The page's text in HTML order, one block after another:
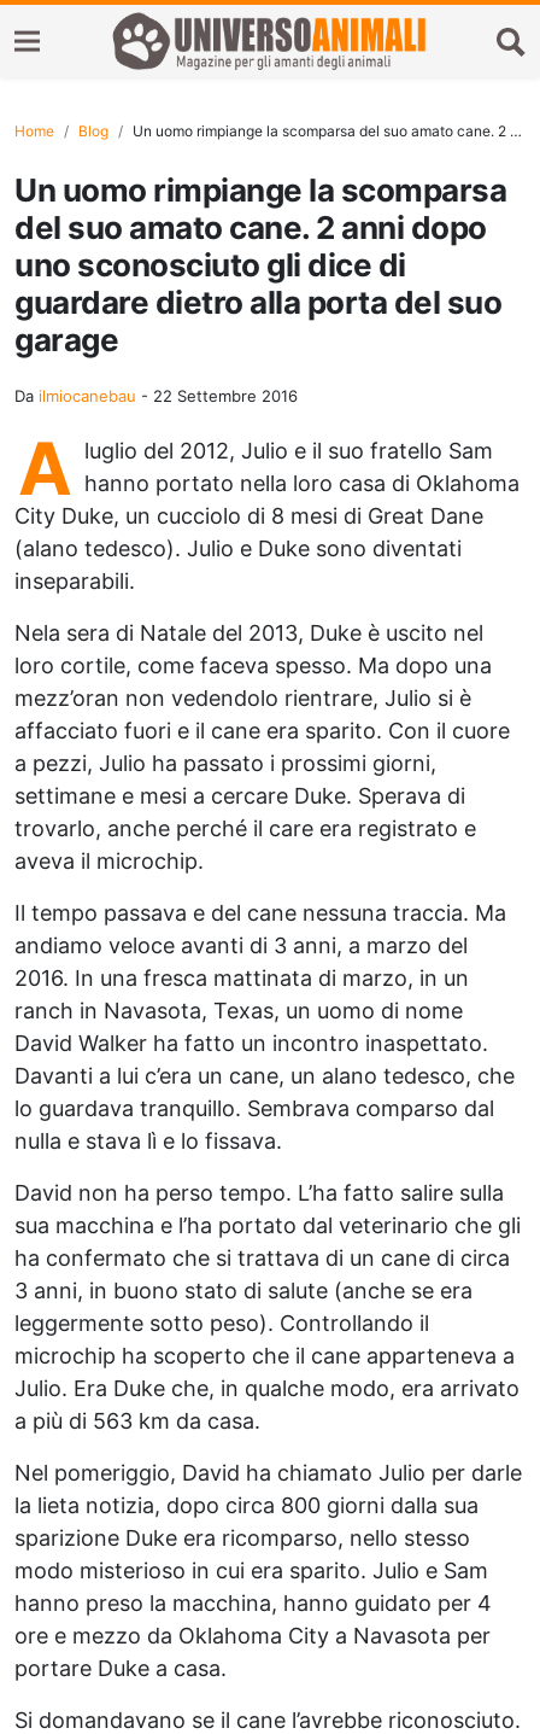
Home Blog Un uomo rimpiange la scomparsa del suo amato cane. 2 anni dopo uno sconosciuto gli dice di guardare dietro alla porta del suo garage
Un uomo rimpiange la scomparsa
del suo amato cane. 2 anni dopo
uno sconosciuto gli dice di
guardare dietro alla porta del suo
garage
Da ilmiocanebau - 22 Settembre 2016
A
luglio del 2012, Julio e il suo fratello Sam
hanno portato nella loro casa di Oklahoma
City Duke, un cucciolo di 8 mesi di Great Dane
(alano tedesco). Julio e Duke sono diventati
inseparabili.
Nela sera di Natale del 2013, Duke è uscito nel
loro cortile, come faceva spesso. Ma dopo una
mezz’oran non vedendolo rientrare, Julio si è
affacciato fuori e il cane era sparito. Con il cuore
a pezzi, Julio ha passato i prossimi giorni,
settimane e mesi a cercare Duke. Sperava di
trovarlo, anche perché il care era registrato e
aveva il microchip.
Il tempo passava e del cane nessuna traccia. Ma
andiamo veloce avanti di 3 anni, a marzo del
2016. In una fresca mattinata di marzo, in un
ranch in Navasota, Texas, un uomo di nome
David Walker ha fatto un incontro inaspettato.
Davanti a lui c’era un cane, un alano tedesco, che
lo guardava tranquillo. Sembrava comparso dal
nulla e stava lì e lo fissava.
David non ha perso tempo. L’ha fatto salire sulla
sua macchina e l’ha portato dal veterinario che gli
ha confermato che si trattava di un cane di circa
3 anni, in buono stato di salute (anche se era
leggermente sotto peso). Controllando il
microchip ha scoperto che il cane apparteneva a
Julio. Era Duke che, in qualche modo, era arrivato
a più di 563 km da casa.
Nel pomeriggio, David ha chiamato Julio per darle
la lieta notizia, dopo circa 800 giorni dalla sua
sparizione Duke era ricomparso, nello stesso
modo misterioso in cui era sparito. Julio e Sam
hanno preso la macchina, hanno guidato per 4
ore e mezzo da Oklahoma City a Navasota per
portare Duke a casa.
Si domandavano se il cane l’avrebbe riconosciuto.